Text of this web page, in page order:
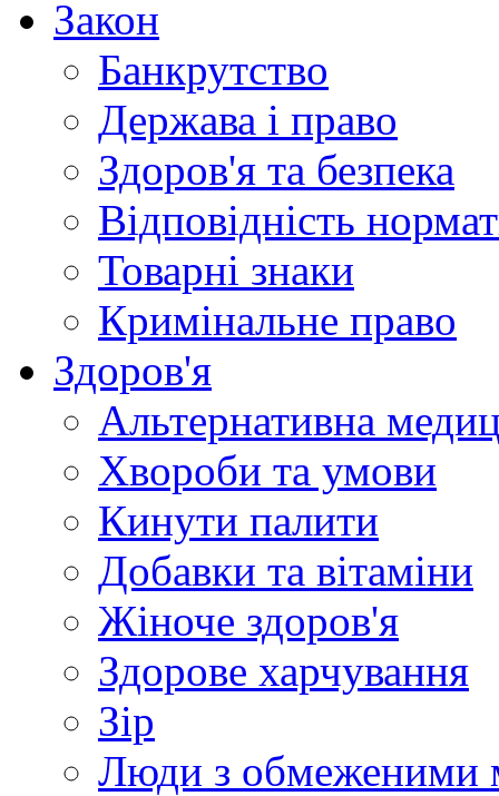
Закон
Банкрутство
Держава і право
Здоров'я та безпека
Відповідність
Товарні знаки
Кримінальне право
Здоров'я
Альтернативна
Хвороби та умови
Кинути палити
Добавки та вітаміни
Жіноче здоров'я
Здорове харчування
Зір
Люди з обмеженими